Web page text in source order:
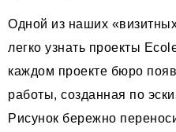
Одной из наших
легко узнать проекты
каждом проекте бюро
работы, созданная по
Рисунок бережно